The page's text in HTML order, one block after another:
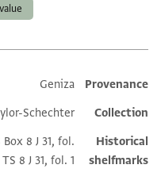
Additional metadata
Provenance
Geniza
Collection
Schechter
Historical
shelfmarks
Box 8 J 31, fol.
TS 8 J 31, fol. 1